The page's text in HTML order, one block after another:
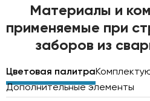
Материалы и
применяемые при
заборов из
Цветовая палитра
Дополнительные элементы